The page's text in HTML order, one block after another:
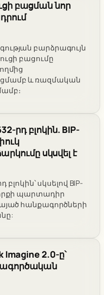
բացման նոր
բարձրագույն
բացումը
և ռազմական
րդ բլոկին. BIP-
սկսվել է
բլոկին՝ սկսելով BIP-
պարտադիր
հանքագործների
Imagine 2.0-ը՝